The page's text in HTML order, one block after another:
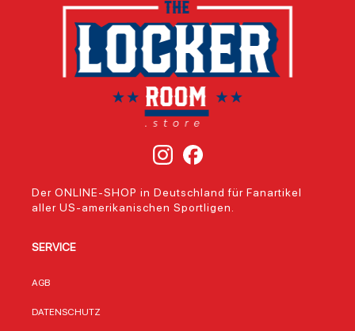
Der ONLINE-SHOP in Deutschland für Fanartikel
aller US-amerikanischen Sportligen.
SERVICE
AGB
DATENSCHUTZ